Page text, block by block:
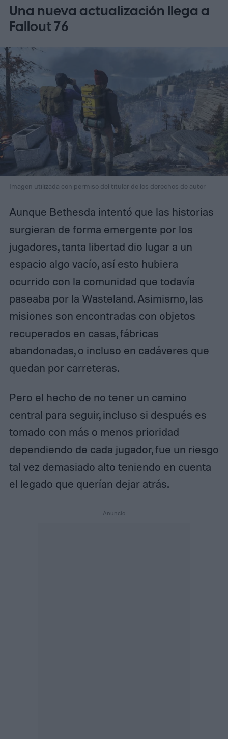
Una nueva actualización llega a
Fallout 76
Imagen utilizada con permiso del titular de los derechos de autor
Aunque Bethesda intentó que las historias
surgieran de forma emergente por los
jugadores, tanta libertad dio lugar a un
espacio algo vacío, así esto hubiera
ocurrido con la comunidad que todavía
paseaba por la Wasteland. Asimismo, las
misiones son encontradas con objetos
recuperados en casas, fábricas
abandonadas, o incluso en cadáveres que
quedan por carreteras.
Pero el hecho de no tener un camino
central para seguir, incluso si después es
tomado con más o menos prioridad
dependiendo de cada jugador, fue un riesgo
tal vez demasiado alto teniendo en cuenta
el legado que querían dejar atrás.